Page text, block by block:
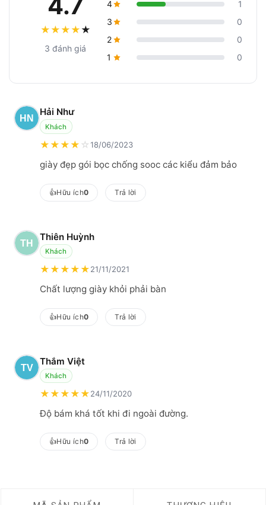
★ ★ ★ ★ ★
3 đánh giá
4
1
3
0
2
0
1
0
Hải Như
Khách
★ ★ ★ ★ ☆18/06/2023
giày đẹp gói bọc chống sooc các kiểu đảm bảo
👍Hữu ích0 Trả lời
Thiên Huỳnh
Khách
★ ★ ★ ★ ★21/11/2021
Chất lượng giày khỏi phải bàn
👍Hữu ích0 Trả lời
Thắm Việt
Khách
★ ★ ★ ★ ★24/11/2020
Độ bám khá tốt khi đi ngoài đường.
👍Hữu ích0 Trả lời